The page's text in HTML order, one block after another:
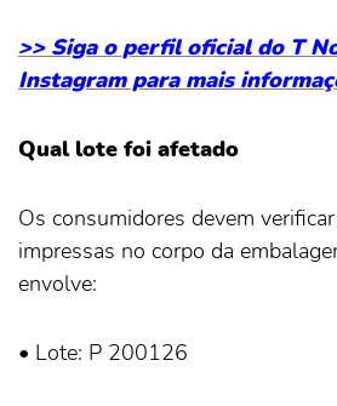
>> Siga o perfil oficial do T
Instagram para mais
Qual lote foi afetado
Os consumidores devem
impressas no corpo da
envolve:
• Lote: P 200126